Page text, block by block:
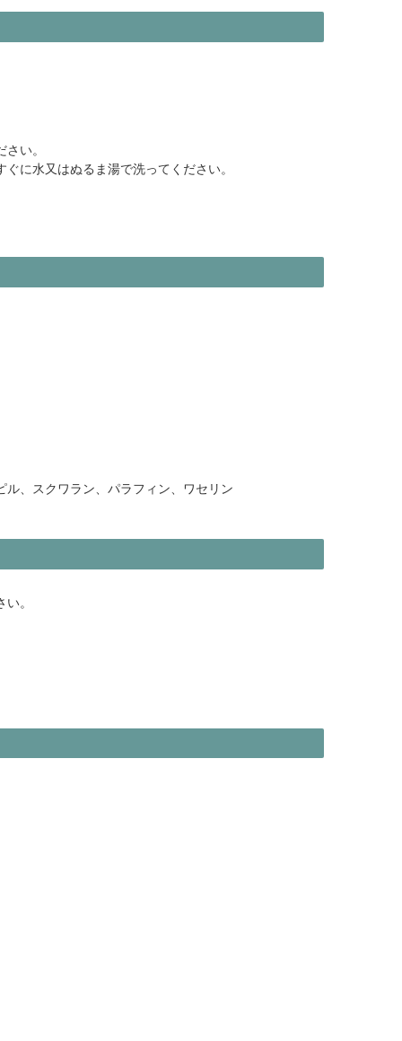
い。
に水又はぬるま湯で洗ってください。
、スクワラン、パラフィン、ワセリン
。